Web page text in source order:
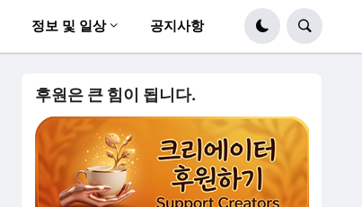
정보 및 일상 공지사항
후원은 큰 힘이 됩니다.